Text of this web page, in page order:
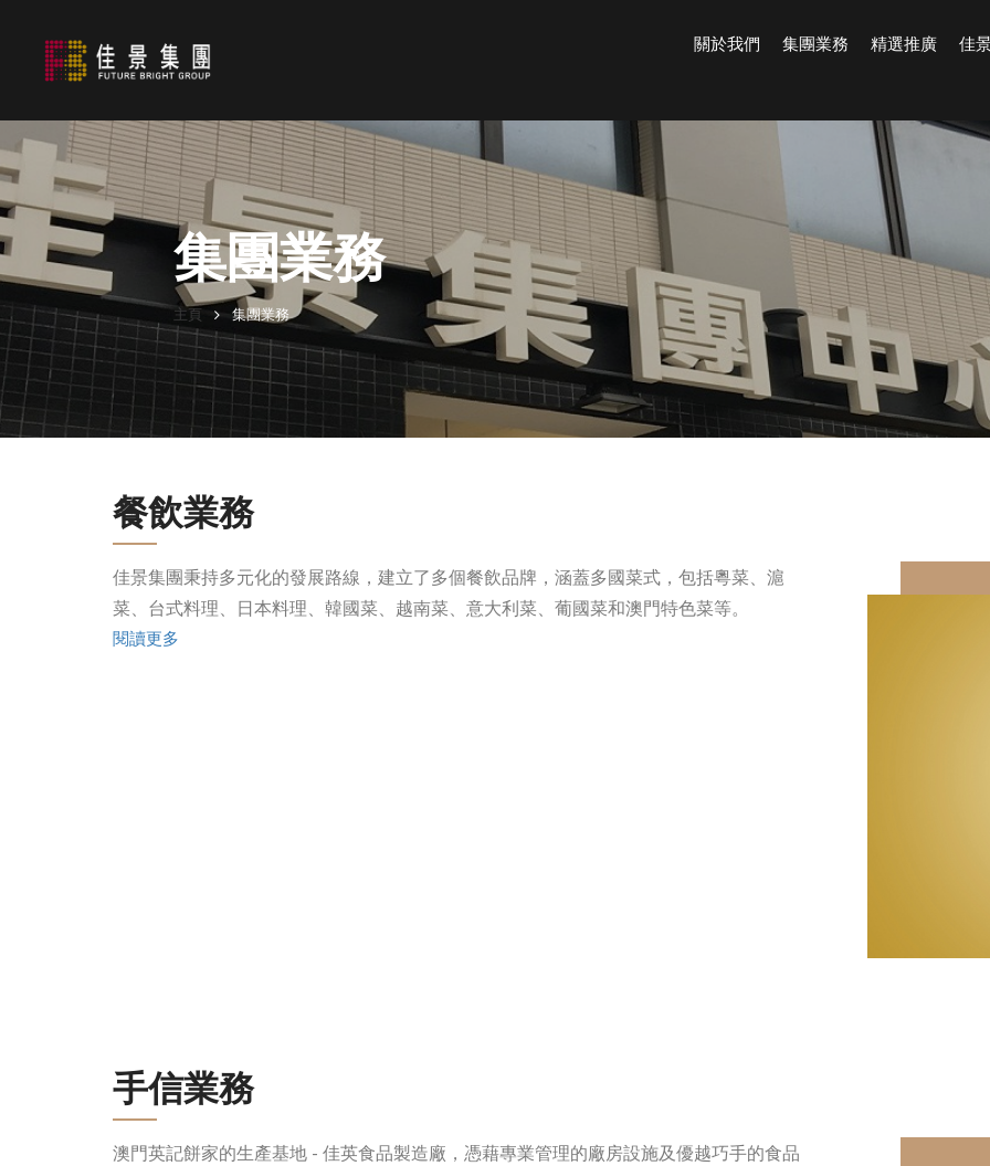
關於我們 集團業務 精選推廣 佳
集團業務
主頁 集團業務
餐飲業務
佳景集團秉持多元化的發展路線，建立了多個餐飲品牌，涵蓋多國菜式，包括粵菜、滬
菜、台式料理、日本料理、韓國菜、越南菜、意大利菜、葡國菜和澳門特色菜等。
閱讀更多
手信業務
澳門英記餅家的生產基地 - 佳英食品製造廠，憑藉專業管理的廠房設施及優越巧手的食品